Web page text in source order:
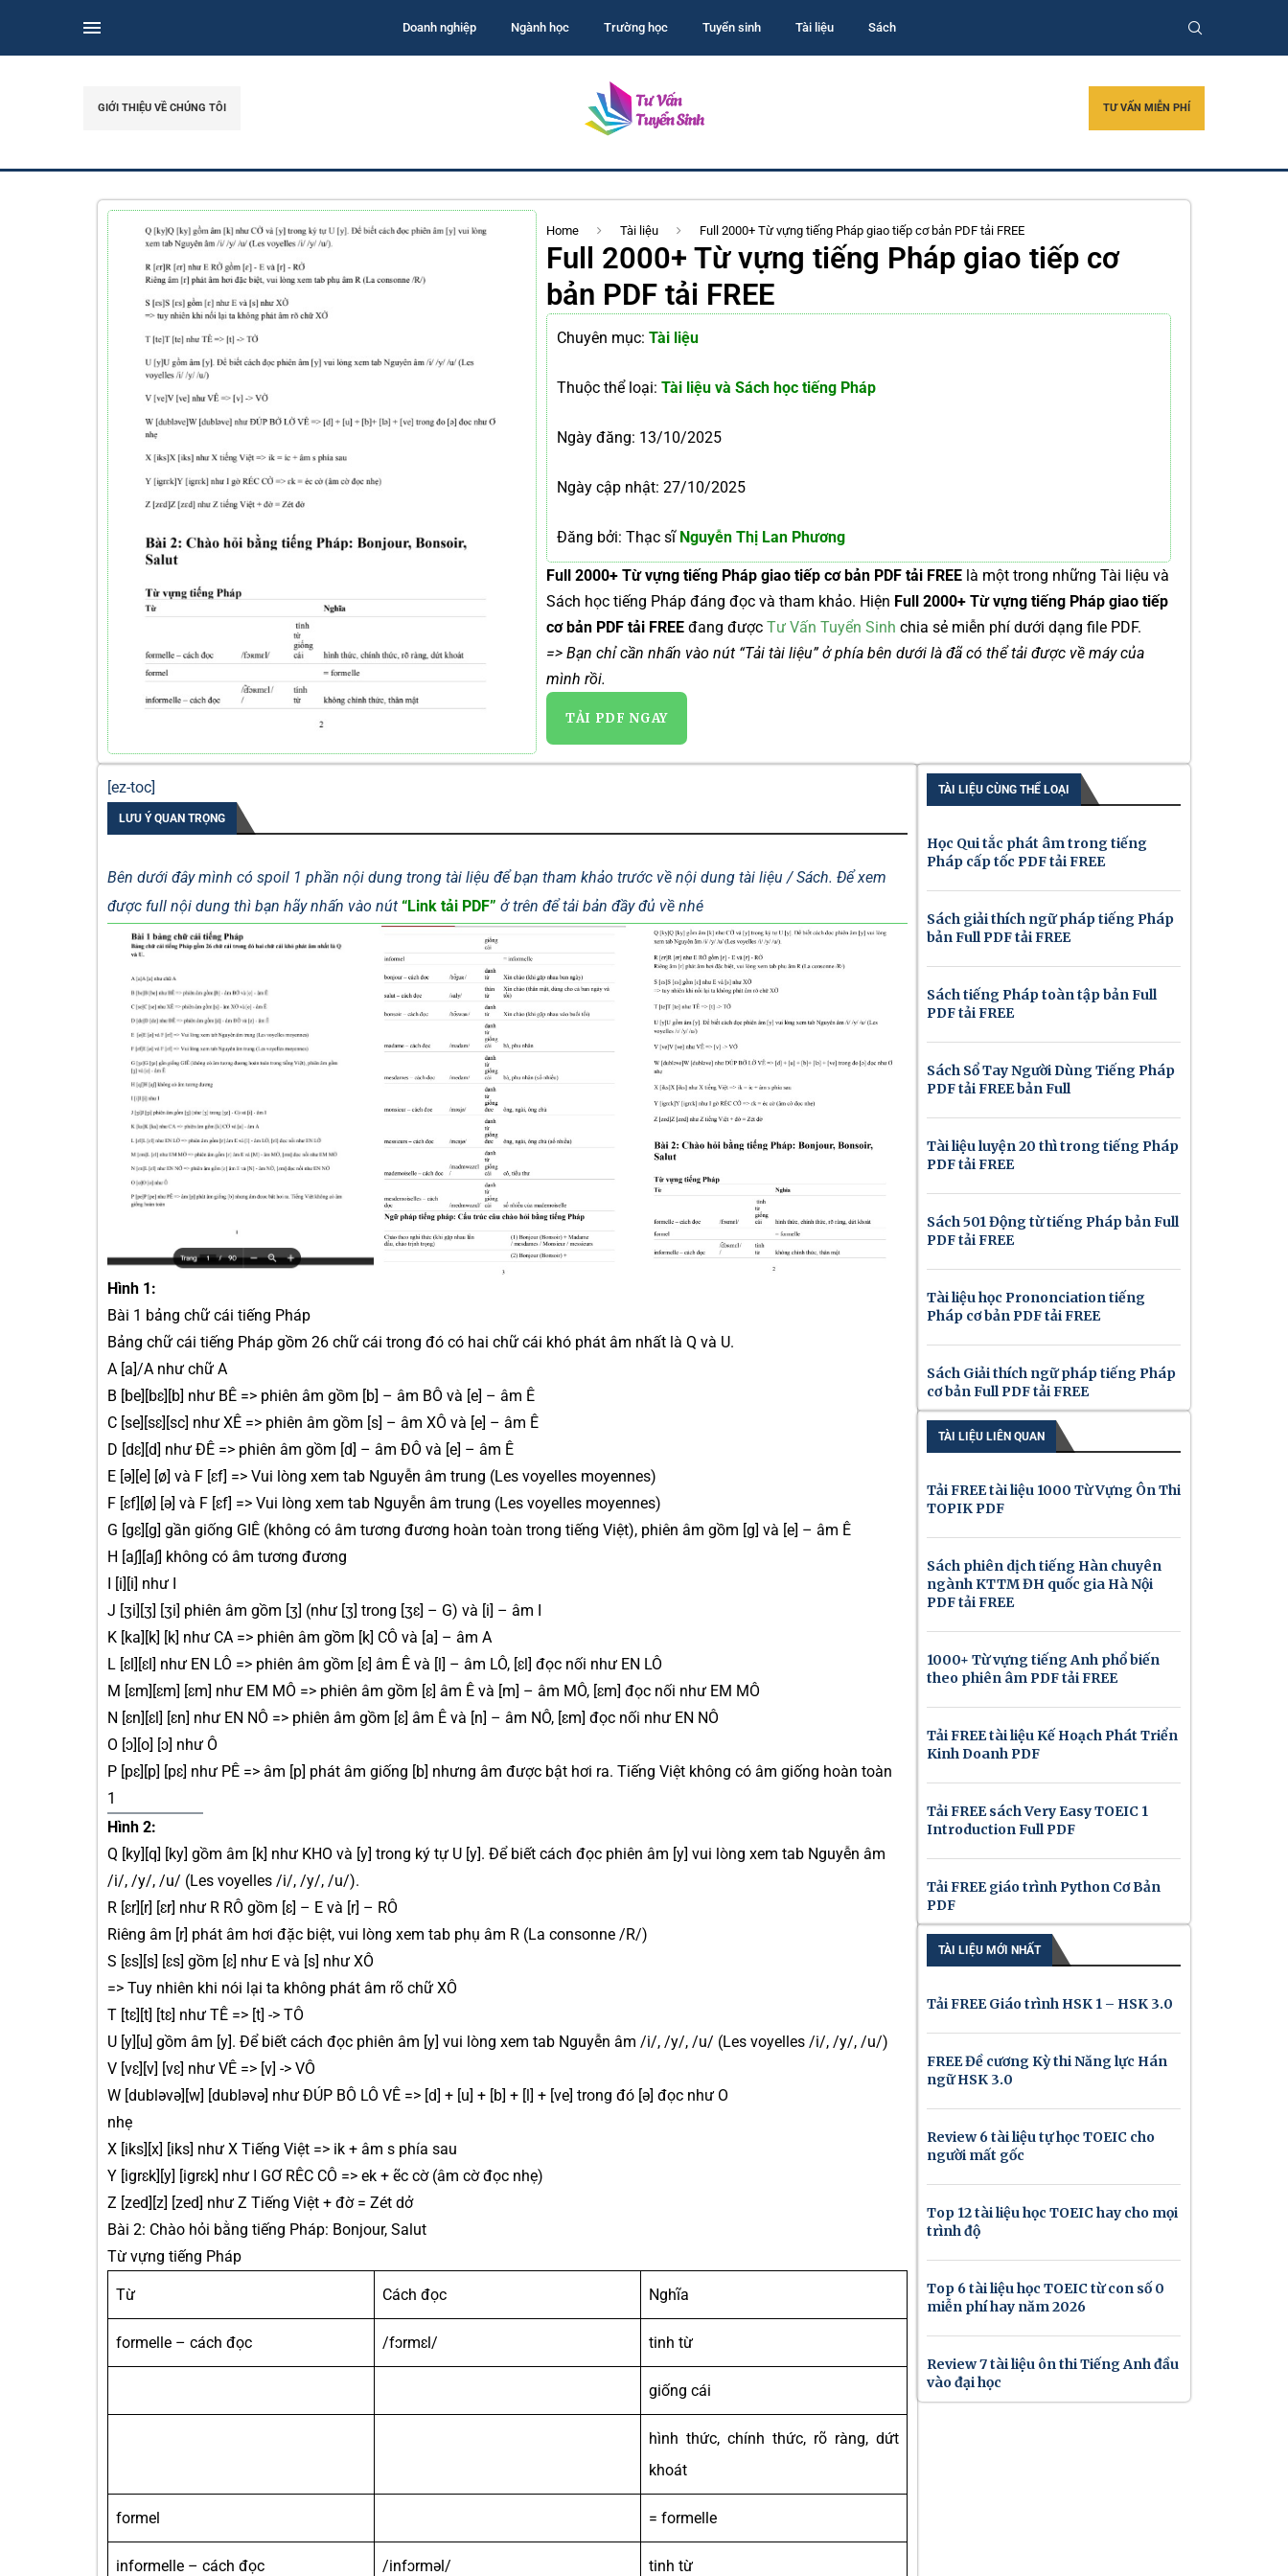
Doanh nghiệp Ngành học Trường học Tuyển sinh Tài liệu Sách
GIỚI THIỆU VỀ CHÚNG TÔI TƯ VẤN MIỄN PHÍ
Home Tài liệu Full 2000+ Từ vựng tiếng Pháp giao tiếp cơ bản PDF tải FREE
Full 2000+ Từ vựng tiếng Pháp giao tiếp cơ
bản PDF tải FREE
Chuyên mục: Tài liệu
Thuộc thể loại: Tài liệu và Sách học tiếng Pháp
Ngày đăng: 13/10/2025
Ngày cập nhật: 27/10/2025
Đăng bởi: Thạc sĩNguyễn Thị Lan Phương
Full 2000+ Từ vựng tiếng Pháp giao tiếp cơ bản PDF tải FREE là một trong những Tài liệu và
Sách học tiếng Pháp đáng đọc và tham khảo. Hiện Full 2000+ Từ vựng tiếng Pháp giao tiếp
cơ bản PDF tải FREE đang được Tư Vấn Tuyển Sinh chia sẻ miễn phí dưới dạng file PDF.
=> Bạn chỉ cần nhấn vào nút “Tải tài liệu” ở phía bên dưới là đã có thể tải được về máy của
mình rồi.
TẢI PDF NGAY
[ez-toc]
LƯU Ý QUAN TRỌNG
Bên dưới đây mình có spoil 1 phần nội dung trong tài liệu để bạn tham khảo trước về nội dung tài liệu / Sách. Để xem
được full nội dung thì bạn hãy nhấn vào nút “Link tải PDF” ở trên để tải bản đầy đủ về nhé
Hình 1:
Bài 1 bảng chữ cái tiếng Pháp
Bảng chữ cái tiếng Pháp gồm 26 chữ cái trong đó có hai chữ cái khó phát âm nhất là Q và U.
A [a]/A như chữ A
B [be][bɛ][b] như BÊ => phiên âm gồm [b] – âm BÔ và [e] – âm Ê
C [se][sɛ][sc] như XÊ => phiên âm gồm [s] – âm XÔ và [e] – âm Ê
D [dɛ][d] như ĐÊ => phiên âm gồm [d] – âm ĐÔ và [e] – âm Ê
E [ə][e] [ø] và F [ɛf] => Vui lòng xem tab Nguyễn âm trung (Les voyelles moyennes)
F [ɛf][ø] [ə] và F [ɛf] => Vui lòng xem tab Nguyễn âm trung (Les voyelles moyennes)
G [gɛ][g] gần giống GIÊ (không có âm tương đương hoàn toàn trong tiếng Việt), phiên âm gồm [g] và [e] – âm Ê
H [a∫][a∫] không có âm tương đương
I [i][i] như I
J [ʒi][ʒ] [ʒi] phiên âm gồm [ʒ] (như [ʒ] trong [ʒɛ] – G) và [i] – âm I
K [ka][k] [k] như CA => phiên âm gồm [k] CÔ và [a] – âm A
L [ɛl][ɛl] như EN LÔ => phiên âm gồm [ɛ] âm Ê và [l] – âm LÔ, [ɛl] đọc nối như EN LÔ
M [ɛm][ɛm] [ɛm] như EM MÔ => phiên âm gồm [ɛ] âm Ê và [m] – âm MÔ, [ɛm] đọc nối như EM MÔ
N [ɛn][ɛl] [ɛn] như EN NÔ => phiên âm gồm [ɛ] âm Ê và [n] – âm NÔ, [ɛm] đọc nối như EN NÔ
O [ɔ][o] [ɔ] như Ô
P [pɛ][p] [pɛ] như PÊ => âm [p] phát âm giống [b] nhưng âm được bật hơi ra. Tiếng Việt không có âm giống hoàn toàn
1
Hình 2:
Q [ky][q] [ky] gồm âm [k] như KHO và [y] trong ký tự U [y]. Để biết cách đọc phiên âm [y] vui lòng xem tab Nguyễn âm
/i/, /y/, /u/ (Les voyelles /i/, /y/, /u/).
R [ɛr][r] [ɛr] như R RÔ gồm [ɛ] – E và [r] – RÔ
Riêng âm [r] phát âm hơi đặc biệt, vui lòng xem tab phụ âm R (La consonne /R/)
S [ɛs][s] [ɛs] gồm [ɛ] như E và [s] như XÔ
=> Tuy nhiên khi nói lại ta không phát âm rõ chữ XÔ
T [tɛ][t] [tɛ] như TÊ => [t] -> TÔ
U [y][u] gồm âm [y]. Để biết cách đọc phiên âm [y] vui lòng xem tab Nguyễn âm /i/, /y/, /u/ (Les voyelles /i/, /y/, /u/)
V [vɛ][v] [vɛ] như VÊ => [v] -> VÔ
W [dubləvə][w] [dubləvə] như ĐÚP BÔ LÔ VÊ => [d] + [u] + [b] + [l] + [ve] trong đó [ə] đọc như O
nhẹ
X [iks][x] [iks] như X Tiếng Việt => ik + âm s phía sau
Y [igrɛk][y] [igrɛk] như I GƠ RÊC CÔ => ek + ẽc cờ (âm cờ đọc nhẹ)
Z [zed][z] [zed] như Z Tiếng Việt + đờ = Zét dở
Bài 2: Chào hỏi bằng tiếng Pháp: Bonjour, Salut
Từ vựng tiếng Pháp
Từ Cách đọc Nghĩa
formelle – cách đọc /fɔrmɛl/ tinh từ
giống cái
hình thức, chính thức, rõ ràng, dứt
khoát
formel = formelle
informelle – cách đọc /infɔrməl/ tinh từ
TÀI LIỆU CÙNG THỂ LOẠI
Học Qui tắc phát âm trong tiếng
Pháp cấp tốc PDF tải FREE
Sách giải thích ngữ pháp tiếng Pháp
bản Full PDF tải FREE
Sách tiếng Pháp toàn tập bản Full
PDF tải FREE
Sách Sổ Tay Người Dùng Tiếng Pháp
PDF tải FREE bản Full
Tài liệu luyện 20 thì trong tiếng Pháp
PDF tải FREE
Sách 501 Động từ tiếng Pháp bản Full
PDF tải FREE
Tài liệu học Prononciation tiếng
Pháp cơ bản PDF tải FREE
Sách Giải thích ngữ pháp tiếng Pháp
cơ bản Full PDF tải FREE
TÀI LIỆU LIÊN QUAN
Tải FREE tài liệu 1000 Từ Vựng Ôn Thi
TOPIK PDF
Sách phiên dịch tiếng Hàn chuyên
ngành KTTM ĐH quốc gia Hà Nội
PDF tải FREE
1000+ Từ vựng tiếng Anh phổ biến
theo phiên âm PDF tải FREE
Tải FREE tài liệu Kế Hoạch Phát Triển
Kinh Doanh PDF
Tải FREE sách Very Easy TOEIC 1
Introduction Full PDF
Tải FREE giáo trình Python Cơ Bản
PDF
TÀI LIỆU MỚI NHẤT
Tải FREE Giáo trình HSK 1 – HSK 3.0
FREE Đề cương Kỳ thi Năng lực Hán
ngữ HSK 3.0
Review 6 tài liệu tự học TOEIC cho
người mất gốc
Top 12 tài liệu học TOEIC hay cho mọi
trình độ
Top 6 tài liệu học TOEIC từ con số 0
miễn phí hay năm 2026
Review 7 tài liệu ôn thi Tiếng Anh đầu
vào đại học